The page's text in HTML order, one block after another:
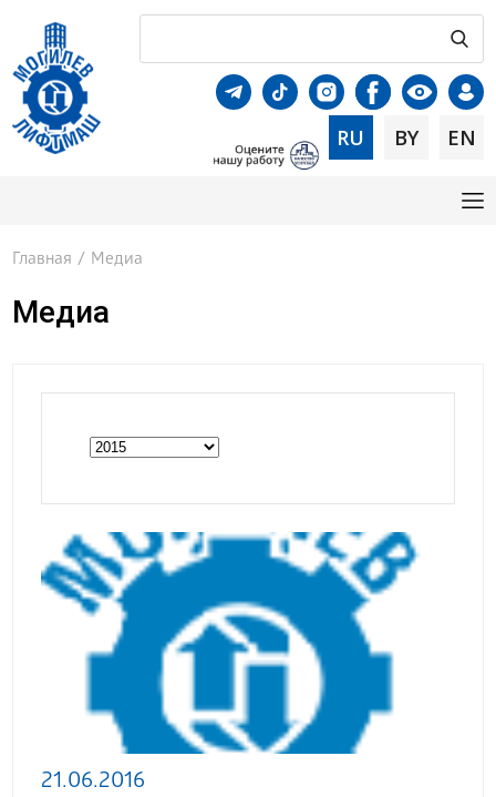
RU BY EN
Главная / Медиа
Медиа
21.06.2016